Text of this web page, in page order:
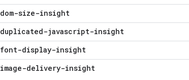
dom-size-insight
duplicated-javascript-insight
font-display-insight
image-delivery-insight